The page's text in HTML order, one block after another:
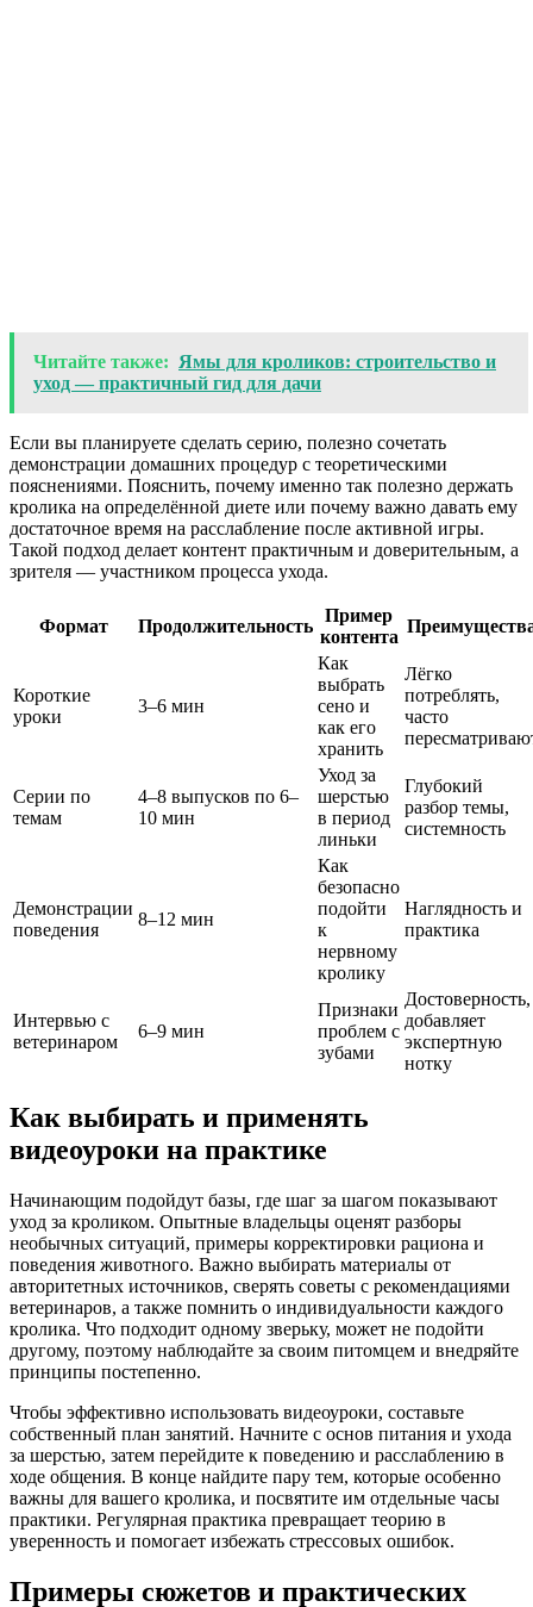
Читайте также: Ямы для кроликов: строительство и
уход — практичный гид для дачи
Если вы планируете сделать серию, полезно сочетать
демонстрации домашних процедур с теоретическими
пояснениями. Пояснить, почему именно так полезно держать
кролика на определённой диете или почему важно давать ему
достаточное время на расслабление после активной игры.
Такой подход делает контент практичным и доверительным, а
зрителя — участником процесса ухода.
Формат Продолжительность
Пример
контента
Короткие
уроки
3–6 мин
Как
выбрать
сено и
как его
хранить
Лёгко
потреблять,
часто
Серии по
темам
4–8 выпусков по 6–
10 мин
Уход за
шерстью
в период
линьки
Глубокий
разбор темы,
системность
Демонстрации
поведения
8–12 мин
Как
безопасно
подойти
к
нервному
кролику
Наглядность и
практика
Интервью с
ветеринаром
6–9 мин
Признаки
проблем с
зубами
Достоверность,
добавляет
экспертную
нотку
Как выбирать и применять
видеоуроки на практике
Начинающим подойдут базы, где шаг за шагом показывают
уход за кроликом. Опытные владельцы оценят разборы
необычных ситуаций, примеры корректировки рациона и
поведения животного. Важно выбирать материалы от
авторитетных источников, сверять советы с рекомендациями
ветеринаров, а также помнить о индивидуальности каждого
кролика. Что подходит одному зверьку, может не подойти
другому, поэтому наблюдайте за своим питомцем и внедряйте
принципы постепенно.
Чтобы эффективно использовать видеоуроки, составьте
собственный план занятий. Начните с основ питания и ухода
за шерстью, затем перейдите к поведению и расслаблению в
ходе общения. В конце найдите пару тем, которые особенно
важны для вашего кролика, и посвятите им отдельные часы
практики. Регулярная практика превращает теорию в
уверенность и помогает избежать стрессовых ошибок.
Примеры сюжетов и практических